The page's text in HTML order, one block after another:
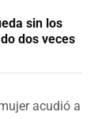
sin los
dos veces
acudió a